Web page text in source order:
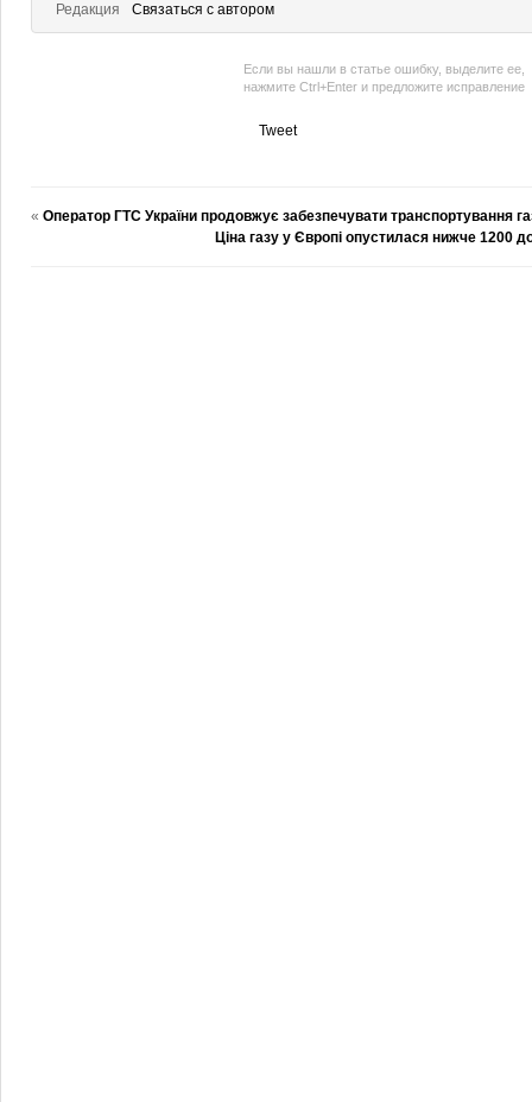
Редакция
Связаться с автором
Если вы нашли в статье ошибку, выделите ее,
нажмите Ctrl+Enter и предложите исправление
Tweet
« Оператор ГТС України продовжує забезпечувати транспортування
Ціна газу у Європі опустилася нижче 1200